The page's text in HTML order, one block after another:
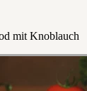
mit Knoblauch